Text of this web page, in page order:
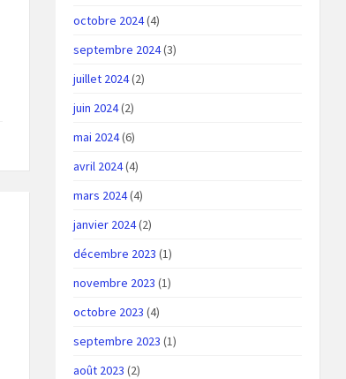
octobre 2024(4)
septembre 2024(3)
juillet 2024(2)
juin 2024(2)
mai 2024(6)
avril 2024(4)
mars 2024(4)
janvier 2024(2)
décembre 2023 (1)
novembre 2023 (1)
octobre 2023 (4)
septembre 2023 (1)
août 2023 (2)